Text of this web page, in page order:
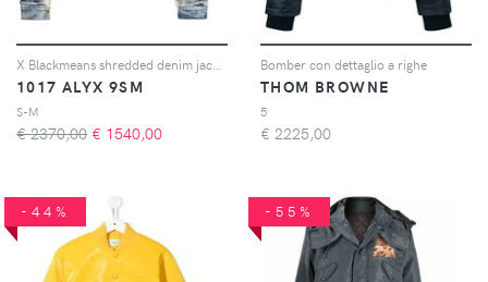
1017 ALYX 9SM
S-M
€ 2370,00 € 1540,00
Bomber con dettaglio a righe
THOM BROWNE
5
€ 2225,00
-44% -55%